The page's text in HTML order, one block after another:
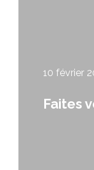
10 février
Faites